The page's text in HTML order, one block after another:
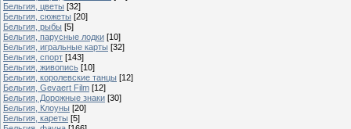
Бельгия, цветы [32]
Бельгия, сюжеты [20]
Бельгия, рыбы [5]
Бельгия, парусные лодки [10]
Бельгия, игральные карты [32]
Бельгия, спорт [143]
Бельгия, живопись [10]
Бельгия, королевские танцы [12]
Бельгия, Gevaert Film [12]
Бельгия, Дорожные знаки [30]
Бельгия, Клоуны [20]
Бельгия, кареты [5]